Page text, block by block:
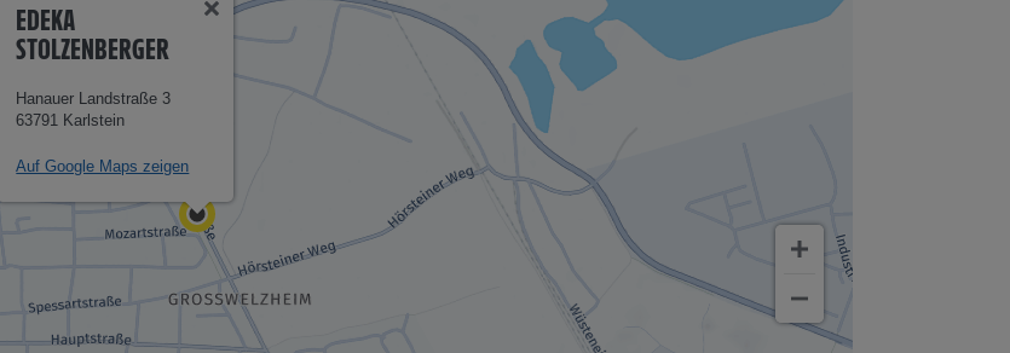
EDEKA
STOLZENBERGER
Hanauer Landstraße 3
63791 Karlstein
Auf Google Maps zeigen